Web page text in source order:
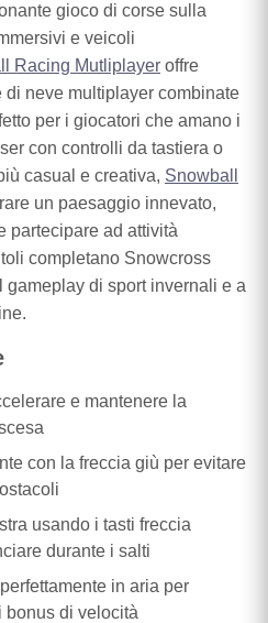
gioco di corse sulla
e veicoli
Racing Mutliplayer offre
neve multiplayer combinate
per i giocatori che amano i
con controlli da tastiera o
casual e creativa, Snowball
un paesaggio innevato,
partecipare ad attività
completano Snowcross
gameplay di sport invernali e a
e mantenere la
con la freccia giù per evitare
usando i tasti freccia
durante i salti
in aria per
bonus di velocità